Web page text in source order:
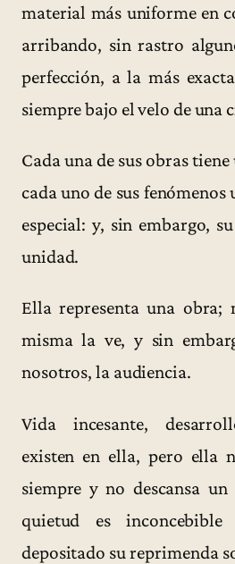
material más uniforme en
arribando, sin rastro
perfección, a la más
siempre bajo el velo de una
Cada una de sus obras
cada uno de sus
especial: y, sin embargo,
unidad.
Ella representa una obra;
misma la ve, y sin
nosotros, la audiencia.
Vida incesante,
existen en ella, pero ella
siempre y no descansa
quietud es
depositado su reprimenda